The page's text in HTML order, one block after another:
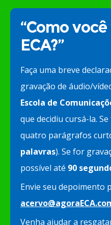
“Como
ECA?”
Faça uma breve
gravação de áudio/
Escola de
que decidiu cursá-la.
quatro parágrafos
palavras). Se for
possível até 90
Envie seu depoimento
Venha ajudar a